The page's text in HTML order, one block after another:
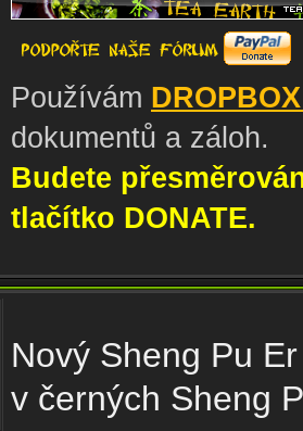
Používám
dokumentů a záloh.
Budete
tlačítko DONATE.
Nový Sheng Pu
v černých Sheng